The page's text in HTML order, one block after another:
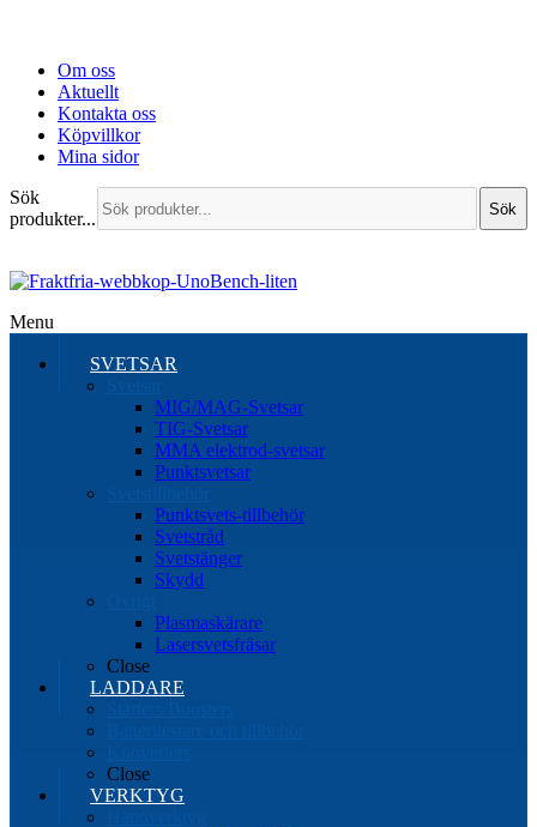
Om oss
Aktuellt
Kontakta oss
Köpvillkor
Mina sidor
Sök
produkter...
Sök
Menu
SVETSAR
MIG/MAG-Svetsar
TIG-Svetsar
MMA elektrod-svetsar
Punktsvetsar
Punktsvets-tillbehör
Svetstråd
Svetstänger
Skydd
Plasmaskärare
Lasersvetsfräsar
Close
LADDARE
Close
VERKTYG